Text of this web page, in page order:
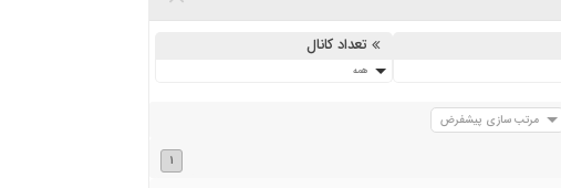
تعداد کانال
همه
مرتب سازی پیشفرض
1